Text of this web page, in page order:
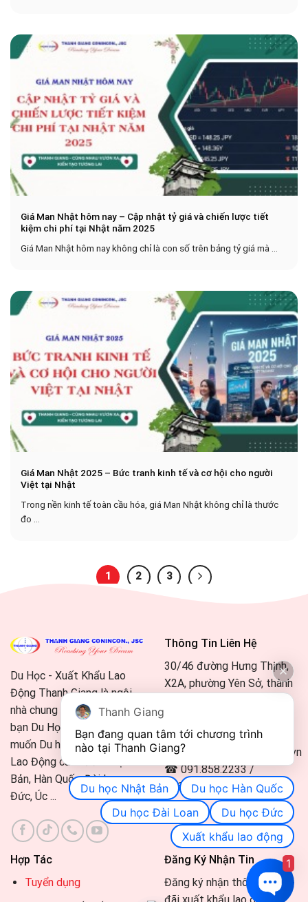
Giá Man Nhật hôm nay – Cập nhật tỷ giá và chiến lược tiết
kiệm chi phí tại Nhật năm 2025
Giá Man Nhật hôm nay không chỉ là con số trên bảng tỷ giá mà ...
Giá Man Nhật 2025 – Bức tranh kinh tế và cơ hội cho người
Việt tại Nhật
Trong nền kinh tế toàn cầu hóa, giá Man Nhật không chỉ là thước
đo ...
1 2 3
Du Học - Xuất Khẩu Lao
Động Thanh Giang là ngôi
nhà chung của tất cả các
bạn Du Học Sinh, Lao Động
muốn Du học - Xuất Khẩu
Lao Động các nước Nhật
Bản, Hàn Quốc, Đài Loan,
Đức, Úc ...
Thông Tin Liên Hệ
30/46 đường Hưng Thịnh,
X2A, phường Yên Sở, thành
aoikawa@thanhgiang.com.vn
☎ 091.858.2233 /
096.450.2233 (Zalo)
Hợp Tác
Tuyển dụng
Đăng Ký Nhận Tin
Đăng ký nhận thông tin, ưu
Thanh Giang
Bạn đang quan tâm tới chương trình
nào tại Thanh Giang?
Du học Nhật Bản
Du học Hàn Quốc
Du học Đài Loan
Du học Đức
Xuất khẩu lao động
1